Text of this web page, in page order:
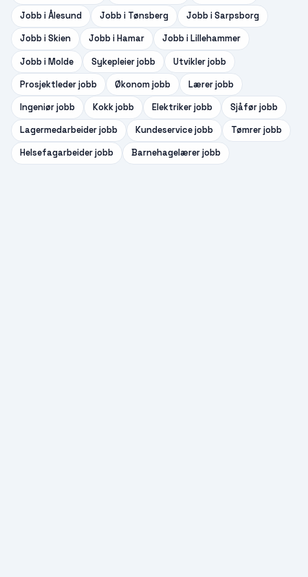
Jobb iÅlesund Jobb i Tønsberg Jobb iSarpsborg
Jobb iSkien Jobb iHamar Jobb iLillehammer
Jobb iMolde Sykepleierjobb Utviklerjobb
Prosjektlederjobb Økonomjobb Lærerjobb
Ingeniørjobb Kokkjobb Elektrikerjobb Sjåførjobb
Lagermedarbeiderjobb Kundeservicejobb Tømrerjobb
Helsefagarbeiderjobb Barnehagelærerjobb